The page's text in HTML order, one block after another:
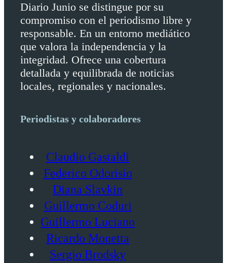
Diario Junio se distingue por su
compromiso con el periodismo libre y
responsable. En un entorno mediático
que valora la independencia y la
integridad. Ofrece una cobertura
detallada y equilibrada de noticias
locales, regionales y nacionales.
Periodistas y colaboradores
Claudio Gastaldi
Federico Odorisio
Diana Slavkin
Guillermo Coduri
Guillermo Luciano
Ricardo Monetta
Sergio Brodsky